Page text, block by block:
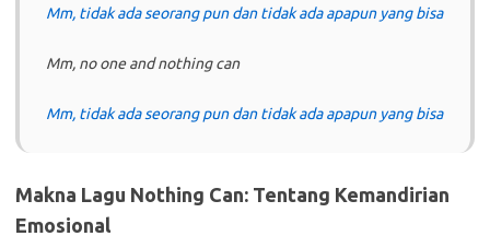
Mm, tidak ada seorang pun dan tidak ada apapun yang bisa
Mm, no one and nothing can
Mm, tidak ada seorang pun dan tidak ada apapun yang bisa
Makna Lagu Nothing Can: Tentang Kemandirian
Emosional